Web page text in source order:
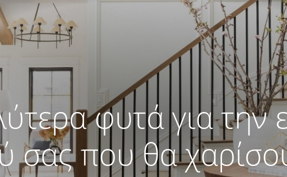
φυτά για την
σας που θα